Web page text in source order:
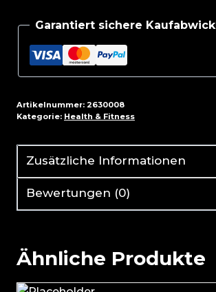
60
BIOTIC
LactoSpore®
60
Menge
Garantiert sichere
Artikelnummer: 2630008
Kategorie: Health & Fitness
Zusätzliche Informationen
Bewertungen (0)
Ähnliche Produkte